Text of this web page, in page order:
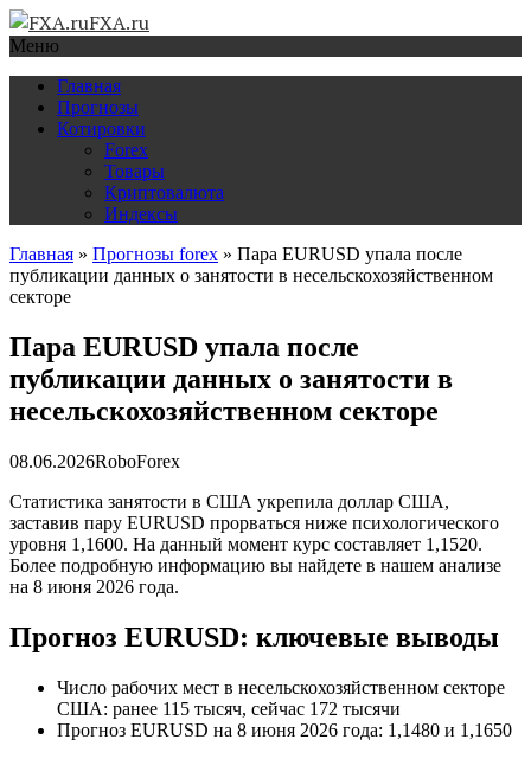
FXA.ru
Меню
Главная
Прогнозы
Котировки
Forex
Товары
Криптовалюта
Индексы
Главная » Прогнозы forex » Пара EURUSD упала после
публикации данных о занятости в несельскохозяйственном
секторе
Пара EURUSD упала после
публикации данных о занятости в
несельскохозяйственном секторе
08.06.2026RoboForex
Статистика занятости в США укрепила доллар США,
заставив пару EURUSD прорваться ниже психологического
уровня 1,1600. На данный момент курс составляет 1,1520.
Более подробную информацию вы найдете в нашем анализе
на 8 июня 2026 года.
Прогноз EURUSD: ключевые выводы
Число рабочих мест в несельскохозяйственном секторе
США: ранее 115 тысяч, сейчас 172 тысячи
Прогноз EURUSD на 8 июня 2026 года: 1,1480 и 1,1650